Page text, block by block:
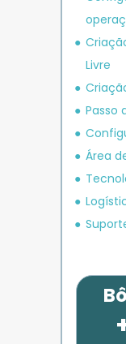
Livre
Passo
Área